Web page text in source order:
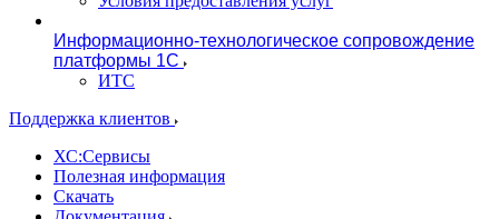
Информационно-технологическое сопровождение
платформы 1С
ИТС
Поддержка клиентов
ХС:Сервисы
Полезная информация
Скачать